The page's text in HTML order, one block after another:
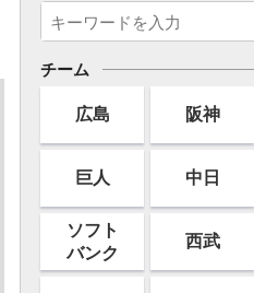
チーム
広島 阪神
巨人 中日
ソフト
バンク
西武